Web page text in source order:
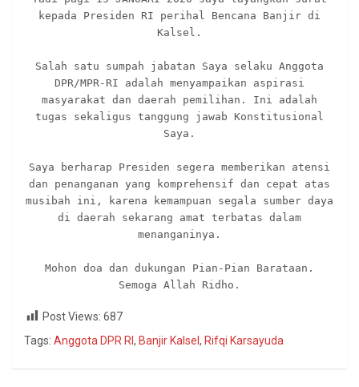
kepada Presiden RI perihal Bencana Banjir di
Kalsel.
Salah satu sumpah jabatan Saya selaku Anggota
DPR/MPR-RI adalah menyampaikan aspirasi
masyarakat dan daerah pemilihan. Ini adalah
tugas sekaligus tanggung jawab Konstitusional
Saya.
Saya berharap Presiden segera memberikan atensi
dan penanganan yang komprehensif dan cepat atas
musibah ini, karena kemampuan segala sumber daya
di daerah sekarang amat terbatas dalam
menanganinya.
Mohon doa dan dukungan Pian-Pian Barataan.
Semoga Allah Ridho.
Post Views: 687
Tags: Anggota DPR RI , Banjir Kalsel , Rifqi Karsayuda